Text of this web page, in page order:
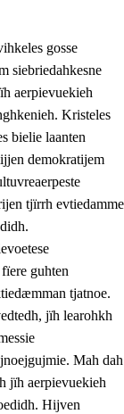
gosse
siebriedahkesne
aerpievuekieh
Kristeles
bielie laanten
demokratijem
tjïrrh evtiedamme
guhten
tjatnoe.
jïh learohkh
Mah dah
jïh aerpievuekieh
Hijven